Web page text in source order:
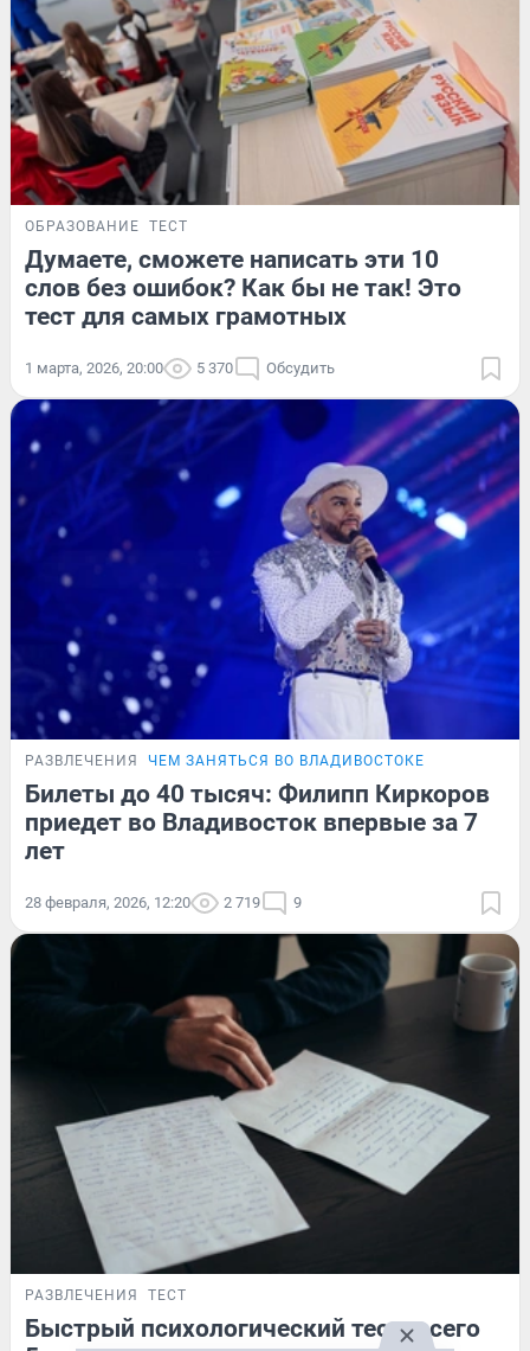
ОБРАЗОВАНИЕ ТЕСТ
Думаете, сможете написать эти 10
слов без ошибок? Как бы не так! Это
тест для самых грамотных
1 марта, 2026, 20:00 5 370 Обсудить
РАЗВЛЕЧЕНИЯ ЧЕМ ЗАНЯТЬСЯ ВО ВЛАДИВОСТОКЕ
Билеты до 40 тысяч: Филипп Киркоров
приедет во Владивосток впервые за 7
лет
28 февраля, 2026, 12:20 2 719 9
РАЗВЛЕЧЕНИЯ ТЕСТ
Быстрый психологический тест: всего